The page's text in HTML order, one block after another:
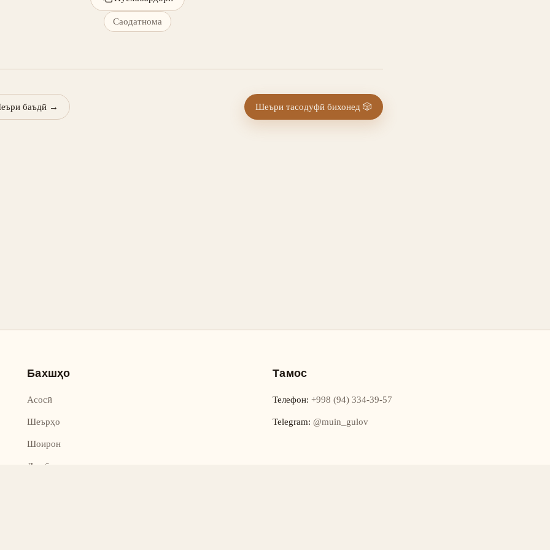
Саодатнома
баъдӣ → Шеъри тасодуфӣ бихонед 🎲
Бахшҳо
Асосӣ
Шеърҳо
Шоирон
Дар бораи лоиҳа
Тамос
Телефон: +998 (94) 334-39-57
Telegram: @muin_gulov